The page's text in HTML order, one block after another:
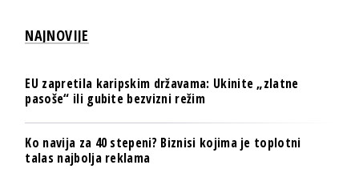
NAJNOVIJE
EU zapretila karipskim državama: Ukinite „zlatne
pasoše“ ili gubite bezvizni režim
Ko navija za 40 stepeni? Biznisi kojima je toplotni
talas najbolja reklama